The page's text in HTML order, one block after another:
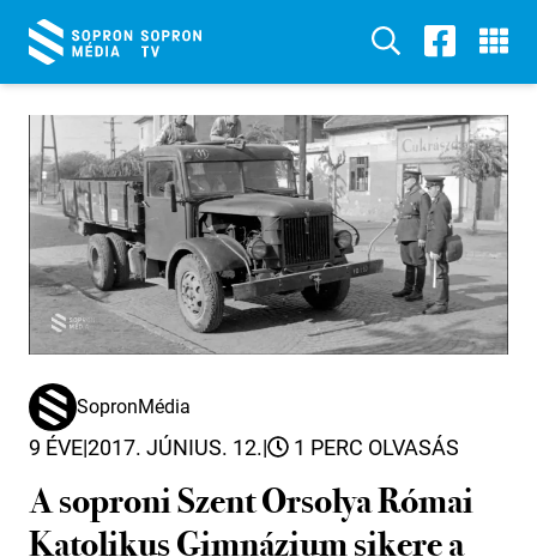
SopronMédia
9 ÉVE|2017. JÚNIUS. 12.| 1 PERC OLVASÁS
A soproni Szent Orsolya Római
Katolikus Gimnázium sikere a